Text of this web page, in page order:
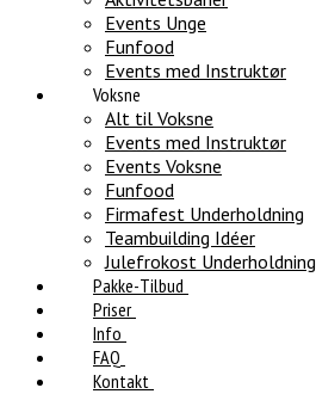
Events Unge
Funfood
Events med Instruktør
Voksne
Alt til Voksne
Events med Instruktør
Events Voksne
Funfood
Firmafest Underholdning
Teambuilding Idéer
Julefrokost Underholdning
Pakke-Tilbud
Priser
Info
FAQ
Kontakt